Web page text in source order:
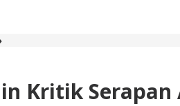
Simson
AnggaranKritik Serapan